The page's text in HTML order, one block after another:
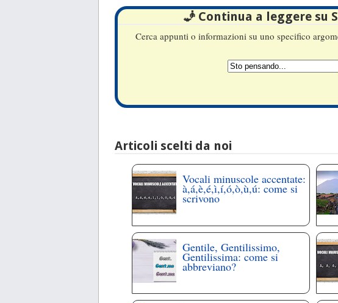
🧞 Continua a leggere su
Cerca appunti o informazioni su uno specifico
Articoli scelti da noi
Vocali minuscole accentate:
à,á,è,é,ì,í,ó,ò,ù,ú: come si
scrivono
Gentile, Gentilissimo,
Gentilissima: come si
abbreviano?